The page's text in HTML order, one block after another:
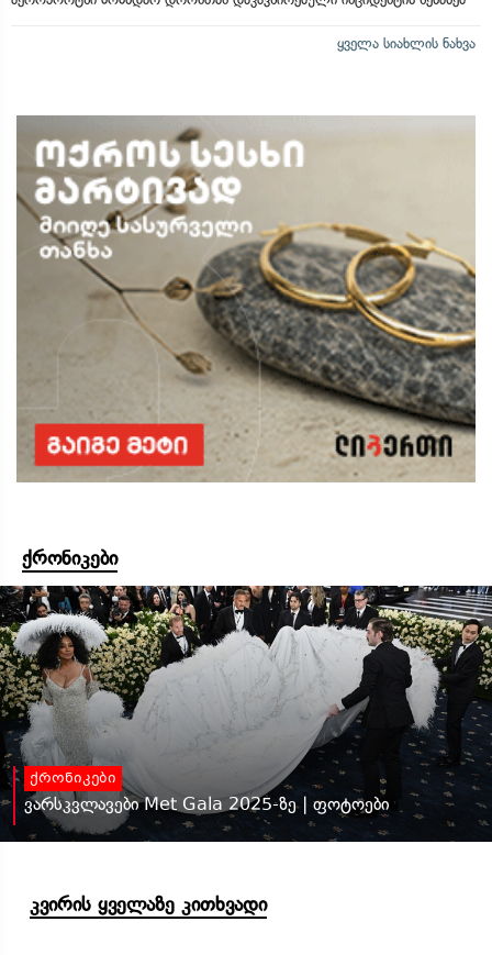
ყველა სიახლის ნახვა
ქრონიკები
ქრონიკები
ვარსკვლავები Met Gala 2025-ზე | ფოტოები
კვირის ყველაზე კითხვადი